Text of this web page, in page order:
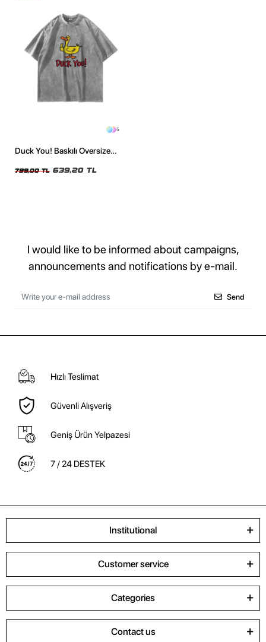
5
Duck You! Baskılı Oversize
799,00 TL 639,20 TL
I would like to be informed about campaigns,
announcements and notifications by e-mail.
Send
Hızlı Teslimat
Güvenli Alışveriş
Geniş Ürün Yelpazesi
7 / 24 DESTEK
Institutional
Customer service
Categories
Contact us